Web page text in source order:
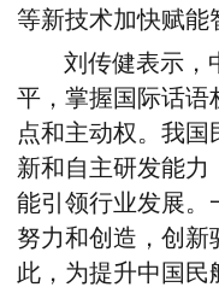
等新技术加快赋能
刘传健表示，
平，掌握国际话语
点和主动权。我国
新和自主研发能力
能引领行业发展。
努力和创造，创新
此，为提升中国民